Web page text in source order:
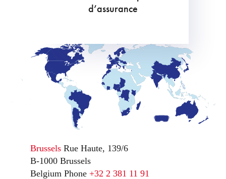
d’assurance
Brussels Rue Haute, 139/6
B-1000 Brussels
Belgium Phone +32 2 381 11 91